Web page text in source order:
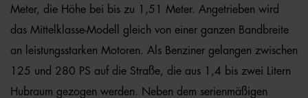
Meter, die Höhe bei bis zu 1,51 Meter. Angetrieben wird
das Mittelklasse-Modell gleich von einer ganzen Bandbreite
an leistungsstarken Motoren. Als Benziner gelangen zwischen
125 und 280 PS auf die Straße, die aus 1,4 bis zwei Litern
Hubraum gezogen werden. Neben dem serienmäßigen